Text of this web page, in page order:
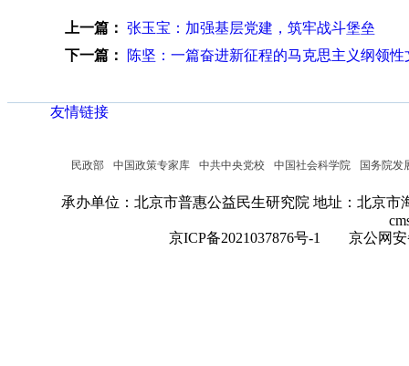
上一篇： 张玉宝：加强基层党建，筑牢战斗堡垒
下一篇：
陈坚：一篇奋进新征程的马克思主义纲领性
友情链接
民政部 中国政策专家库 中共中央党校 中国社会科学院 国务院发
承办单位：北京市普惠公益民生研究院 地址：北京市
京ICP备2021037876号-1
京公网安